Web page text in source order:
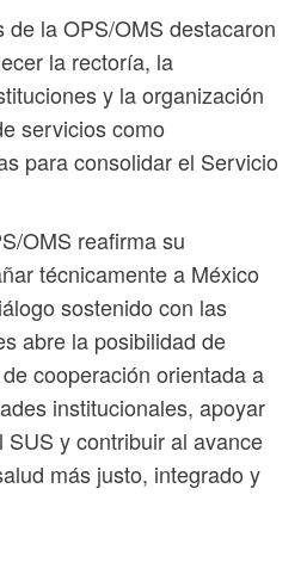
la OPS/OMS destacaron
la rectoría, la
y la organización
servicios como
para consolidar el Servicio
OMS reafirma su
técnicamente a México
sostenido con las
abre la posibilidad de
cooperación orientada a
institucionales, apoyar
y contribuir al avance
más justo, integrado y